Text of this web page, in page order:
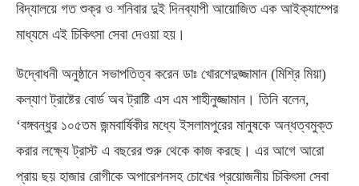
বিদ্যালয়ে গত শুক্র ও শনিবার দুই দিনব্যাপী আয়োজিত এক আইক্যাম্পের
মাধ্যমে এই চিকিৎসা সেবা দেওয়া হয়।
উদ্বোধনী অনুষ্ঠানে সভাপতিত্ব করেন ডাঃ খোরশেদুজ্জামান (মিশ্রি মিয়া)
কল্যাণ ট্রাষ্টের বোর্ড অব ট্রাষ্টি এস এম শাহীনুজ্জামান। তিনি বলেন,
‘বঙ্গবন্ধুর ১০৫তম জন্মবার্ষিকীর মধ্যে ইসলামপুরের মানুষকে অন্ধত্বমুক্ত
করার লক্ষ্যে ট্রাস্ট এ বছরের শুরু থেকে কাজ করছে। এর আগে আরো
প্রায় ছয় হাজার রোগীকে অপারেশনসহ চোখের প্রয়োজনীয় চিকিৎসা সেবা